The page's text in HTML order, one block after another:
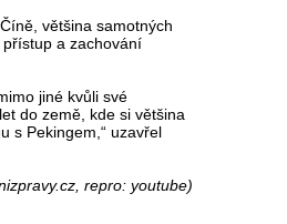
většina samotných
a zachování
jiné kvůli své
do země, kde si většina
s Pekingem,“ uzavřel
repro: youtube)